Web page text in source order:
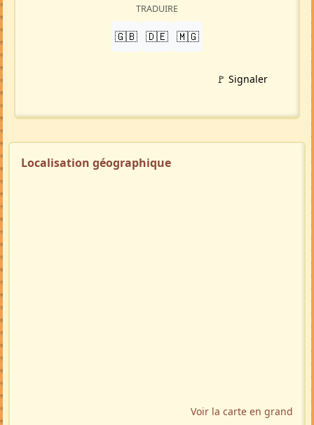
TRADUIRE
🇬🇧 🇩🇪 🇲🇬
🚩 Signaler
Localisation géographique
Voir la carte en grand